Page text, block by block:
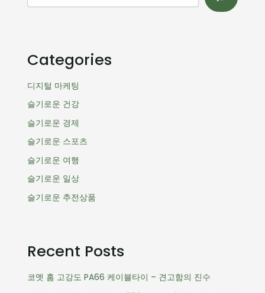
Categories
디지털 마케팅
슬기로운 건강
슬기로운 경제
슬기로운 스포츠
슬기로운 여행
슬기로운 일상
슬기로운 추전상품
Recent Posts
코멧 홈 고강도 PA66 케이블타이 – 견고함의 진수